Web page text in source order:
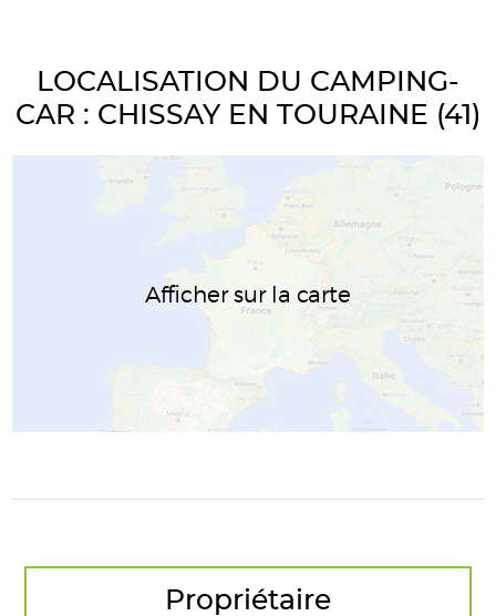
LOCALISATION DU CAMPING-
CAR : CHISSAY EN TOURAINE (41)
Afficher sur la carte
Propriétaire